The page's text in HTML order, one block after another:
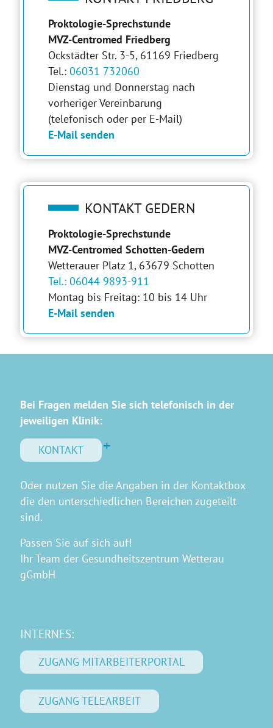
Proktologie-Sprechstunde
MVZ-Centromed Friedberg
Ockstädter Str. 3-5, 61169 Friedberg
Tel.:06031 732060
Dienstag und Donnerstag nach
vorheriger Vereinbarung
(telefonisch oder per E-Mail)
E-Mail senden
KONTAKT GEDERN
Proktologie-Sprechstunde
MVZ-Centromed Schotten-Gedern
Wetterauer Platz 1, 63679 Schotten
Tel.: 06044 9893-911
Montag bis Freitag: 10 bis 14 Uhr
E-Mail senden
Bei Fragen melden Sie sich telefonisch in der
jeweiligen Klinik:
KONTAKT
Oder nutzen Sie die Angaben in der Kontaktbox
die den unterschiedlichen Bereichen zugeteilt
sind.
Passen Sie auf sich auf!
Ihr Team der Gesundheitszentrum Wetterau
gGmbH
INTERNES:
ZUGANG MITARBEITERPORTAL
ZUGANG TELEARBEIT